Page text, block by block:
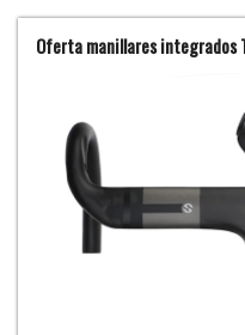
Oferta manillares integrados